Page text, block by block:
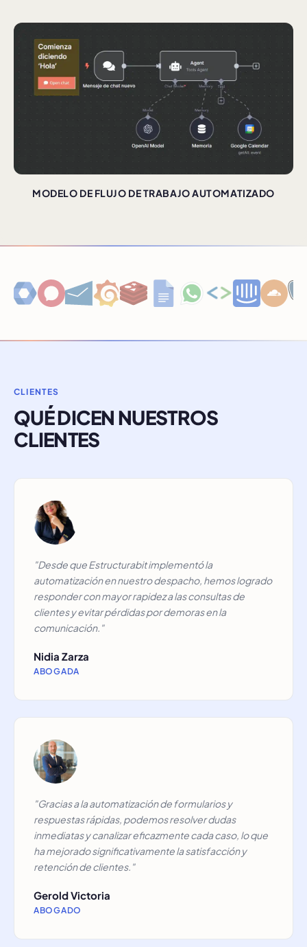
MODELO DE FLUJO DE TRABAJO AUTOMATIZADO
CLIENTES
QUÉ DICEN NUESTROS
CLIENTES
"Desde que Estructurabit implementó la
automatización en nuestro despacho, hemos logrado
responder con mayor rapidez a las consultas de
clientes y evitar pérdidas por demoras en la
comunicación."
Nidia Zarza
ABOGADA
"Gracias a la automatización de formularios y
respuestas rápidas, podemos resolver dudas
inmediatas y canalizar eficazmente cada caso, lo que
ha mejorado significativamente la satisfacción y
retención de clientes."
Gerold Victoria
ABOGADO